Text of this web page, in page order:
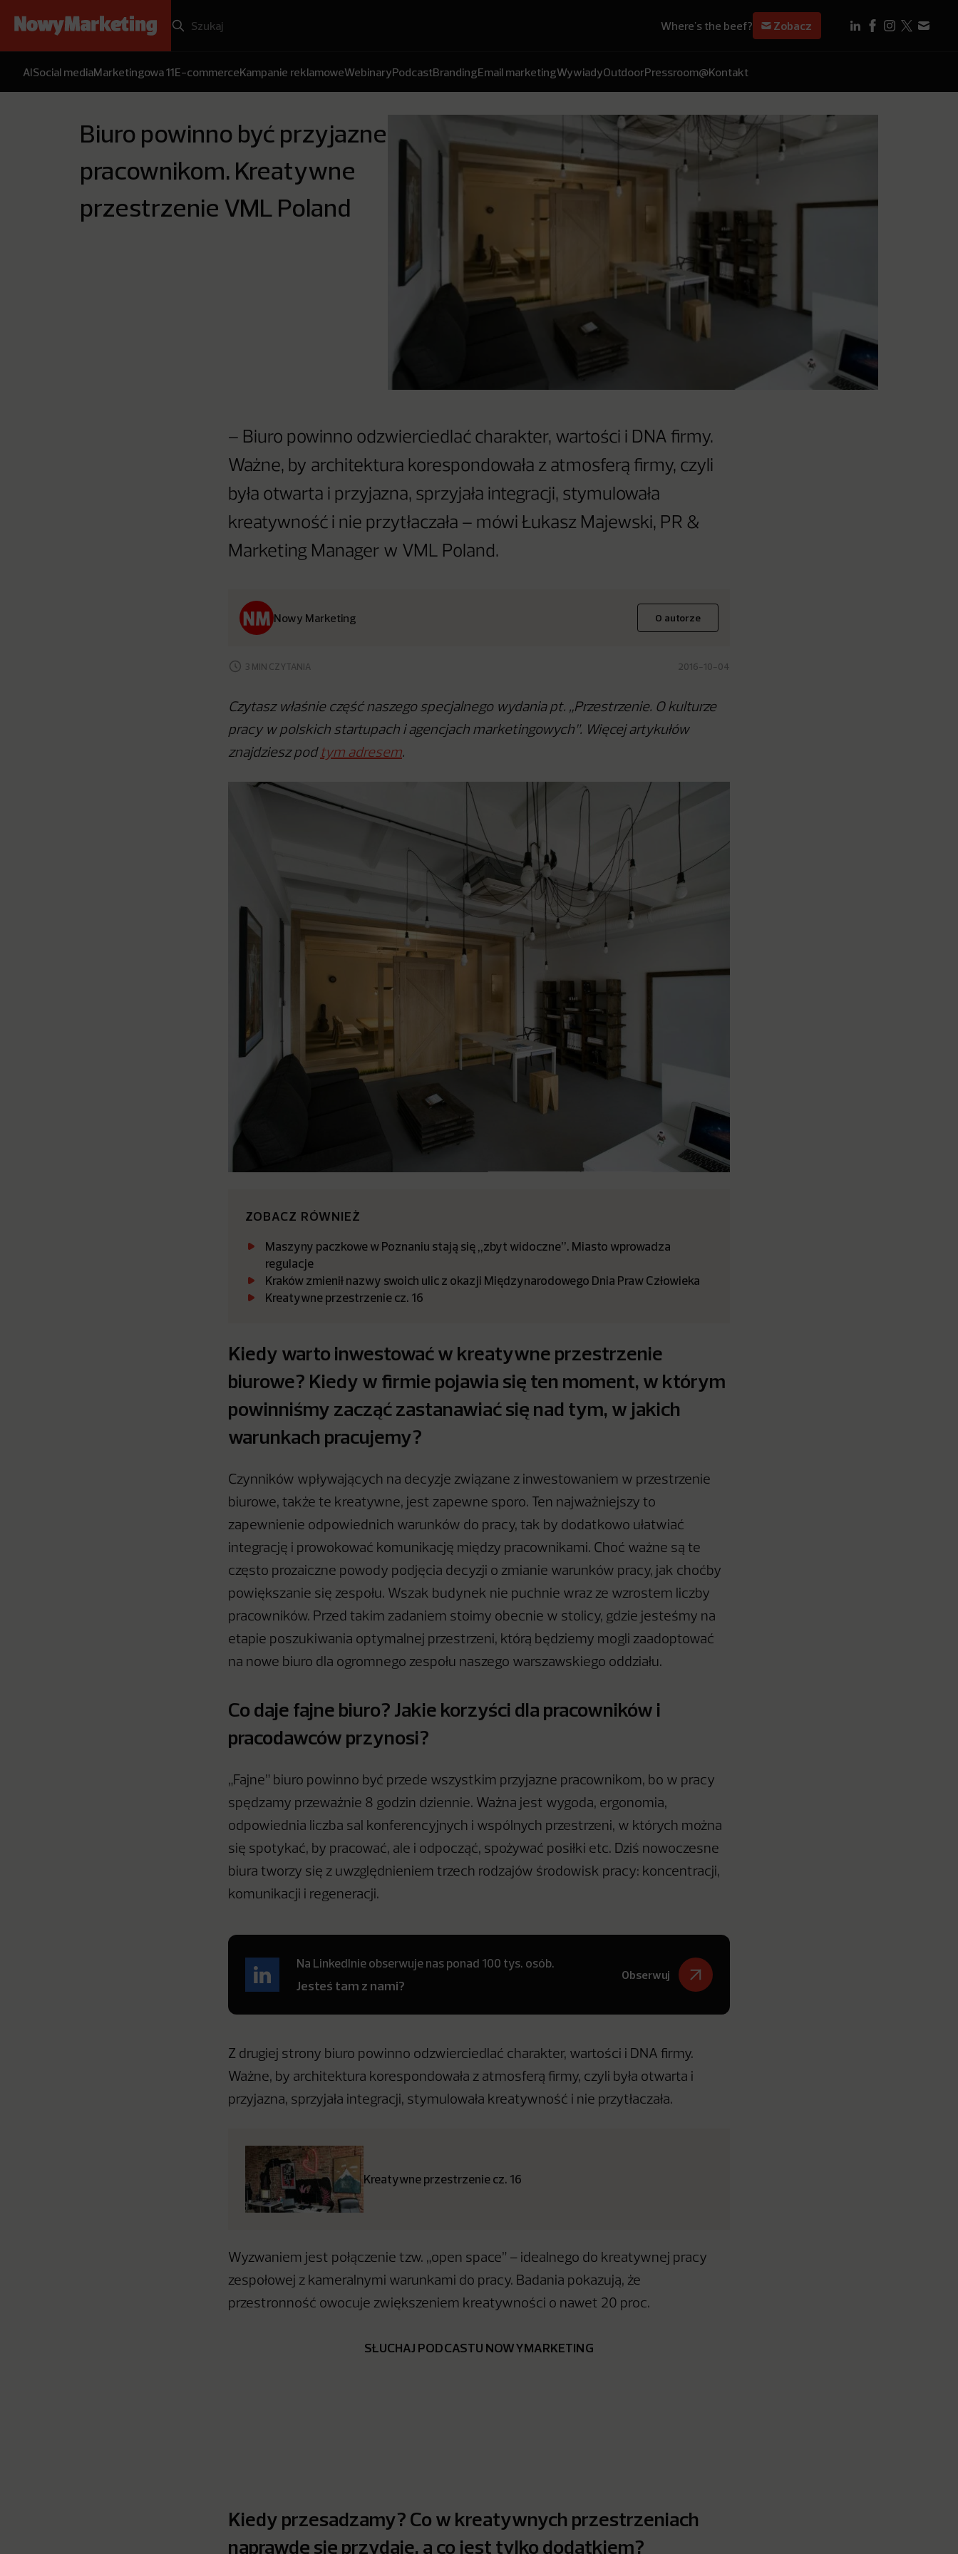
Where's the beef? Zobacz
AISocial mediaMarketingowa 11E-commerceKampanie reklamoweWebinaryPodcastBrandingEmail marketingWywiadyOutdoorPressroom@Kontakt
Biuro powinno być przyjazne
pracownikom. Kreatywne
przestrzenie VML Poland
– Biuro powinno odzwierciedlać charakter, wartości i DNA firmy.
Ważne, by architektura korespondowała z atmosferą firmy, czyli
była otwarta i przyjazna, sprzyjała integracji, stymulowała
kreatywność i nie przytłaczała – mówi Łukasz Majewski, PR &
Marketing Manager w VML Poland.
Nowy Marketing O autorze
3 MIN CZYTANIA 2016-10-04
Czytasz właśnie część naszego specjalnego wydania pt. „Przestrzenie. O kulturze
pracy w polskich startupach i agencjach marketingowych”. Więcej artykułów
znajdziesz pod tym adresem.
ZOBACZ RÓWNIEŻ
Maszyny paczkowe w Poznaniu stają się „zbyt widoczne”. Miasto wprowadza
regulacje
Kraków zmienił nazwy swoich ulic z okazji Międzynarodowego Dnia Praw Człowieka
Kreatywne przestrzenie cz. 16
Kiedy warto inwestować w kreatywne przestrzenie
biurowe? Kiedy w firmie pojawia się ten moment, w którym
powinniśmy zacząć zastanawiać się nad tym, w jakich
warunkach pracujemy?
Czynników wpływających na decyzje związane z inwestowaniem w przestrzenie
biurowe, także te kreatywne, jest zapewne sporo. Ten najważniejszy to
zapewnienie odpowiednich warunków do pracy, tak by dodatkowo ułatwiać
integrację i prowokować komunikację między pracownikami. Choć ważne są te
często prozaiczne powody podjęcia decyzji o zmianie warunków pracy, jak choćby
powiększanie się zespołu. Wszak budynek nie puchnie wraz ze wzrostem liczby
pracowników. Przed takim zadaniem stoimy obecnie w stolicy, gdzie jesteśmy na
etapie poszukiwania optymalnej przestrzeni, którą będziemy mogli zaadoptować
na nowe biuro dla ogromnego zespołu naszego warszawskiego oddziału.
Co daje fajne biuro? Jakie korzyści dla pracowników i
pracodawców przynosi?
„Fajne” biuro powinno być przede wszystkim przyjazne pracownikom, bo w pracy
spędzamy przeważnie 8 godzin dziennie. Ważna jest wygoda, ergonomia,
odpowiednia liczba sal konferencyjnych i wspólnych przestrzeni, w których można
się spotykać, by pracować, ale i odpocząć, spożywać posiłki etc. Dziś nowoczesne
biura tworzy się z uwzględnieniem trzech rodzajów środowisk pracy: koncentracji,
komunikacji i regeneracji.
Na LinkedInie obserwuje nas ponad 100 tys. osób.
Jesteś tam z nami?
Obserwuj
Z drugiej strony biuro powinno odzwierciedlać charakter, wartości i DNA firmy.
Ważne, by architektura korespondowała z atmosferą firmy, czyli była otwarta i
przyjazna, sprzyjała integracji, stymulowała kreatywność i nie przytłaczała.
Kreatywne przestrzenie cz. 16
Wyzwaniem jest połączenie tzw. „open space” – idealnego do kreatywnej pracy
zespołowej z kameralnymi warunkami do pracy. Badania pokazują, że
przestronność owocuje zwiększeniem kreatywności o nawet 20 proc.
SŁUCHAJ PODCASTU NOWYMARKETING
Kiedy przesadzamy? Co w kreatywnych przestrzeniach
naprawdę się przydaje, a co jest tylko dodatkiem?